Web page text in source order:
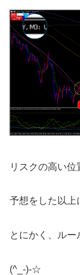
リスクの高い位
予想をした以上
とにかく、ルー
(^_-)-☆